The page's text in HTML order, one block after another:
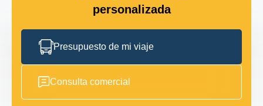
personalizada
Presupuesto de mi viaje
Consulta comercial